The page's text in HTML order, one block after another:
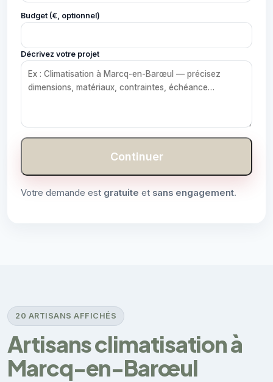
Budget (€, optionnel)
Décrivez votre projet
Continuer
Votre demande est gratuite et sans engagement.
20 ARTISANS AFFICHÉS
Artisans climatisation à
Marcq-en-Barœul